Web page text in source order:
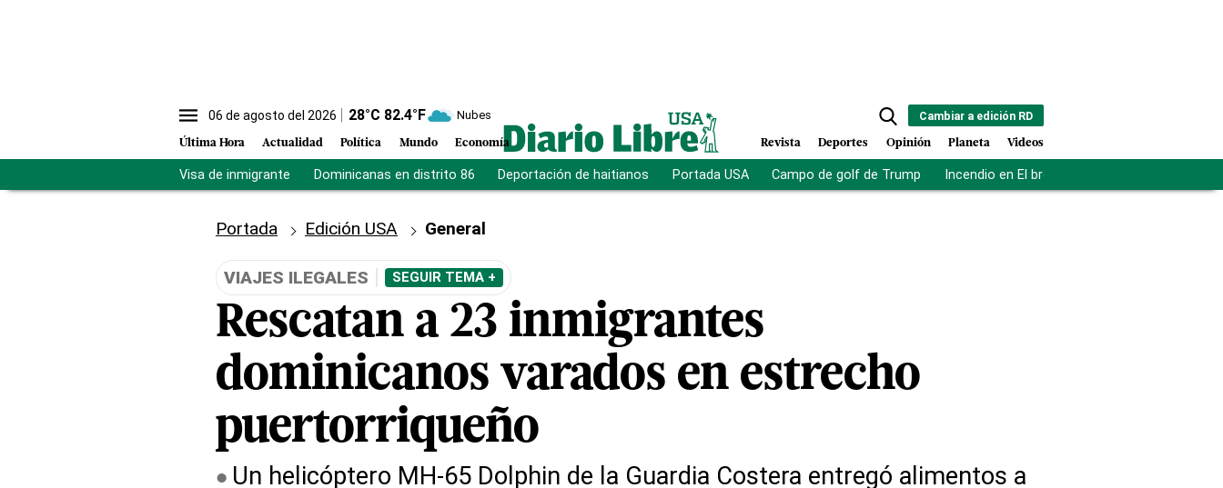
06 de agosto del 2026 28°C 82.4°F Nubes
Última Hora Actualidad Política Mundo Economía
Cambiar a edición RD
Revista Deportes Opinión Planeta Videos
Visa de inmigrante Dominicanas en distrito 86 Deportación de haitianos Portada USA Campo de golf de Trump Incendio en El bronx
Portada Edición USA General
VIAJES ILEGALES SEGUIR TEMA +
Rescatan a 23 inmigrantes
dominicanos varados en estrecho
puertorriqueño
Un helicóptero MH-65 Dolphin de la Guardia Costera entregó alimentos a